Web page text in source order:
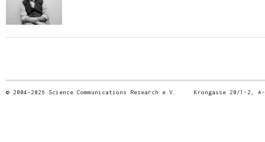
© 2004–2026 Science Communications Research e.V. Krongasse 20/